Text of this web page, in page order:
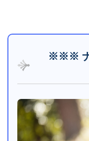
※※※ ナ